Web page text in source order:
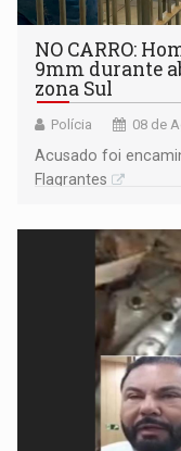
NO CARRO:
9mm durante
zona Sul
Polícia 08 de
Acusado foi
Flagrantes